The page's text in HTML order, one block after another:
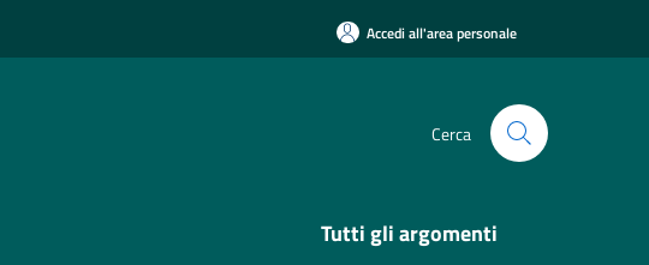
Accedi all'area personale
Cerca
Tutti gli argomenti